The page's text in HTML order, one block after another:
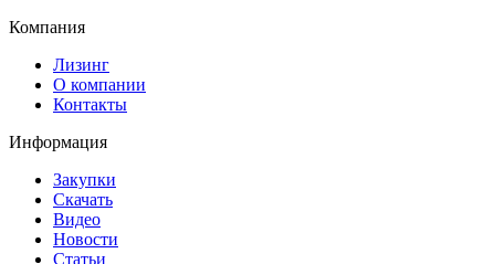
Компания
Лизинг
О компании
Контакты
Информация
Закупки
Скачать
Видео
Новости
Статьи